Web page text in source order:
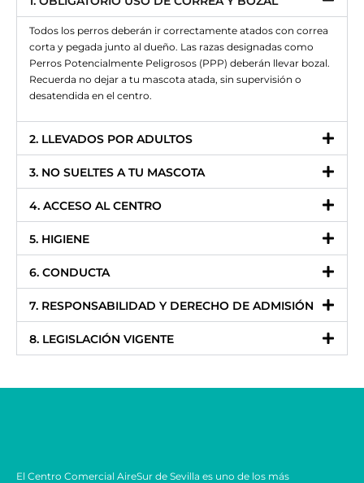
Todos los perros deberán ir correctamente atados con correa
corta y pegada junto al dueño. Las razas designadas como
Perros Potencialmente Peligrosos (PPP) deberán llevar bozal.
Recuerda no dejar a tu mascota atada, sin supervisión o
desatendida en el centro.
2. LLEVADOS POR ADULTOS
3. NO SUELTES A TU MASCOTA
4. ACCESO AL CENTRO
5. HIGIENE
6. CONDUCTA
7. RESPONSABILIDAD Y DERECHO DE ADMISIÓN
8. LEGISLACIÓN VIGENTE
El Centro Comercial AireSur de Sevilla es uno de los más